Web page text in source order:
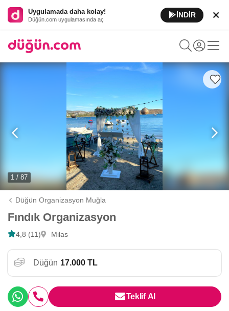
Uygulamada daha kolay!
Düğün.com uygulamasında aç
İNDİR
1 / 87
Düğün Organizasyon Muğla
Fındık Organizasyon
4,8 (11) Milas
Düğün 17.000 TL
Teklif Al